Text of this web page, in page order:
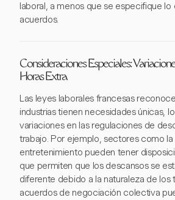
laboral, a menos que se especifique
acuerdos.
Consideraciones Especiales:
Horas Extra
Las leyes laborales francesas
industrias tienen necesidades únicas,
variaciones en las regulaciones de
trabajo. Por ejemplo, sectores como la
entretenimiento pueden tener
que permiten que los descansos se
diferente debido a la naturaleza de los
acuerdos de negociación colectiva